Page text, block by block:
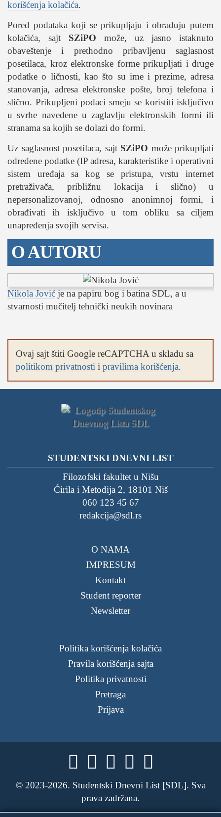
STUDENTSKI DNEVNI LIST
o nama
impresum
kontakt
korišćenja kolačića.
Pored podataka koji se prikupljaju i obrađuju putem
kolačića, sajt SZiPO može, uz jasno istaknuto
obaveštenje i prethodno pribavljenu saglasnost
posetilaca, kroz elektronske forme prikupljati i druge
podatke o ličnosti, kao što su ime i prezime, adresa
stanovanja, adresa elektronske pošte, broj telefona i
slično. Prikupljeni podaci smeju se koristiti isključivo
u svrhe navedene u zaglavlju elektronskih formi ili
stranama sa kojih se dolazi do formi.
Uz saglasnost posetilaca, sajt SZiPO može prikupljati
određene podatke (IP adresa, karakteristike i operativni
sistem uređaja sa kog se pristupa, vrstu internet
pretraživača, približnu lokacija i slično) u
nepersonalizovanoj, odnosno anonimnoj formi, i
obrađivati ih isključivo u tom obliku sa ciljem
unapređenja svojih servisa.
O AUTORU
Nikola Jović je na papiru bog i batina SDL, a u
stvarnosti mučitelj tehnički neukih novinara
Ovaj sajt štiti Google reCAPTCHA u skladu sa
politikom privatnosti i pravilima korišćenja.
STUDENTSKI DNEVNI LIST
Filozofski fakultet u Nišu
Ćirila i Metodija 2, 18101 Niš
060 123 45 67
redakcija@sdl.rs
O NAMA
IMPRESUM
Kontakt
Student reporter
Newsletter
Politika korišćenja kolačića
Pravila korišćenja sajta
Politika privatnosti
Pretraga
Prijava
    
© 2023-2026. Studentski Dnevni List [SDL]. Sva
prava zadržana.